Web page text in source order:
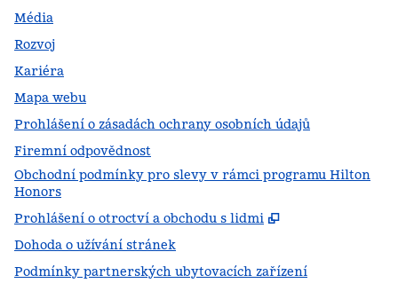
Média
Rozvoj
Kariéra
Mapa webu
Prohlášení o zásadách ochrany osobních údajů
Firemní odpovědnost
Obchodní podmínky pro slevy v rámci programu Hilton
Honors
Prohlášení o otroctví a obchodu s lidmi
,
Dohoda o užívání stránek
Podmínky partnerských ubytovacích zařízení